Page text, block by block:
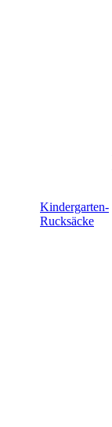
Kindergarten-
Rucksäcke